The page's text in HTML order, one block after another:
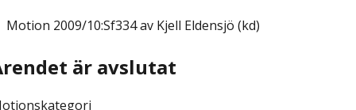
Motion 2009/10:Sf334 av Kjell Eldensjö (kd)
är avslutat